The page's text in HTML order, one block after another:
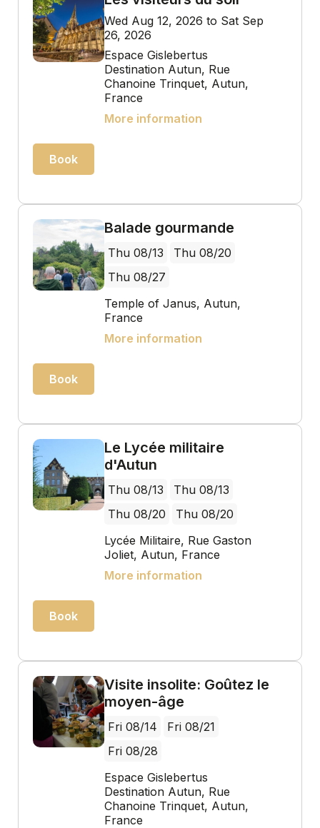
Wed Aug 12, 2026 to Sat Sep
26, 2026
Espace Gislebertus
Destination Autun, Rue
Chanoine Trinquet, Autun,
France
More information
Book
Balade gourmande
Thu 08/13
Thu 08/20
Thu 08/27
Temple of Janus, Autun,
France
More information
Book
Le Lycée militaire
d'Autun
Thu 08/13
Thu 08/13
Thu 08/20
Thu 08/20
Lycée Militaire, Rue Gaston
Joliet, Autun, France
More information
Book
Visite insolite: Goûtez le
moyen-âge
Fri 08/14
Fri 08/21
Fri 08/28
Espace Gislebertus
Destination Autun, Rue
Chanoine Trinquet, Autun,
France